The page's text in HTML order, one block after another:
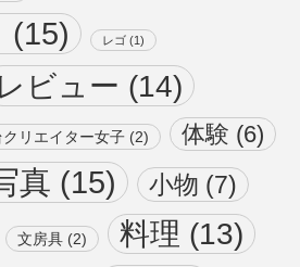
(15) レゴ (1)
レビュー (14)
クリエイター女子 (2) 体験 (6)
真 (15) 小物 (7)
文房具 (2) 料理 (13)